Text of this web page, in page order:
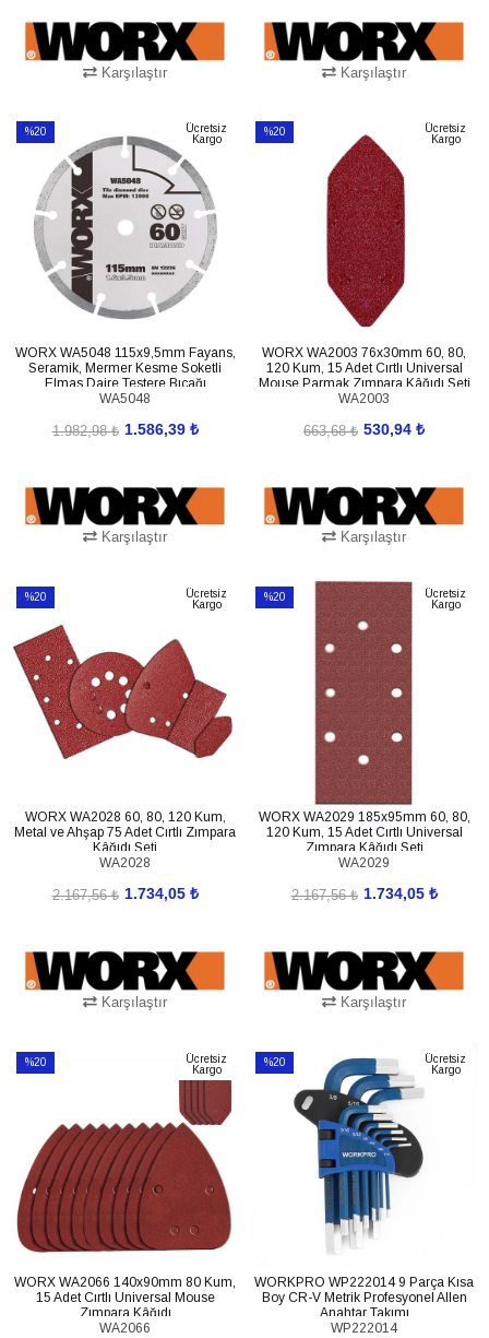
Karşılaştır
Karşılaştır
%20
%20İndirim
Ücretsiz
Kargo
WORX WA5048 115x9,5mm Fayans,
Seramik, Mermer Kesme Soketli
Elmas Daire Testere Bıçağı
WA5048
1.586,39 ₺
1.982,98 ₺
Karşılaştır
%20
Ücretsiz
Kargo
WORX WA2003 76x30mm 60, 80,
120 Kum, 15 Adet Cırtlı Universal
Mouse Parmak Zımpara Kâğıdı Seti
WA2003
530,94 ₺
663,68 ₺
Karşılaştır
%20
%20İndirim
Ücretsiz
Kargo
WORX WA2028 60, 80, 120 Kum,
Metal ve Ahşap 75 Adet Cırtlı Zımpara
Kâğıdı Seti
WA2028
1.734,05 ₺
2.167,56 ₺
Karşılaştır
%20
Ücretsiz
Kargo
WORX WA2029 185x95mm 60, 80,
120 Kum, 15 Adet Cırtlı Universal
Zımpara Kâğıdı Seti
WA2029
1.734,05 ₺
2.167,56 ₺
Karşılaştır
%20
Ücretsiz
Kargo
WORX WA2066 140x90mm 80 Kum,
15 Adet Cırtlı Universal Mouse
Zımpara Kâğıdı
WA2066
%20
%20İndirim
Ücretsiz
Kargo
WORKPRO WP222014 9 Parça Kısa
Boy CR-V Metrik Profesyonel Allen
Anahtar Takımı
WP222014